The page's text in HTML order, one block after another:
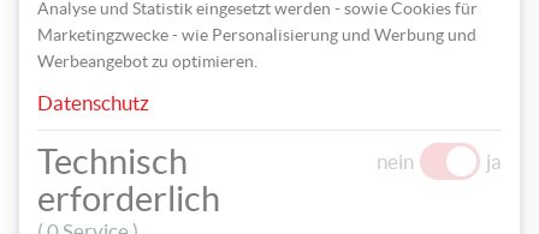
Korken und fixiere sie mit Bastelkleber.
Analyse und Statistik eingesetzt werden - sowie Cookies für
Marketingzwecke - wie Personalisierung und Werbung und
Werbeangebot zu optimieren.
Datenschutz
Technisch
erforderlich
nein ja